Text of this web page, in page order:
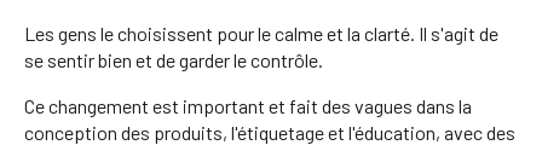
Les gens le choisissent pour le calme et la clarté. Il s'agit de
se sentir bien et de garder le contrôle.
Ce changement est important et fait des vagues dans la
conception des produits, l'étiquetage et l'éducation, avec des